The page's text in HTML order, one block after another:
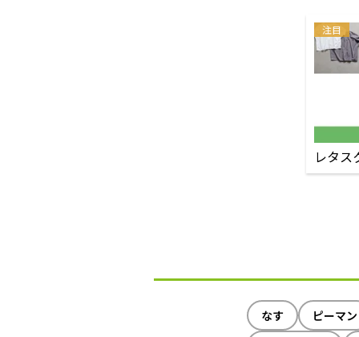
注目
レタス
なす
ピーマン